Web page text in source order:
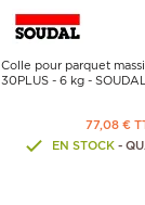
Colle pour parquet
30PLUS - 6 kg - SOUDAL
77,08 €
EN STOCK-